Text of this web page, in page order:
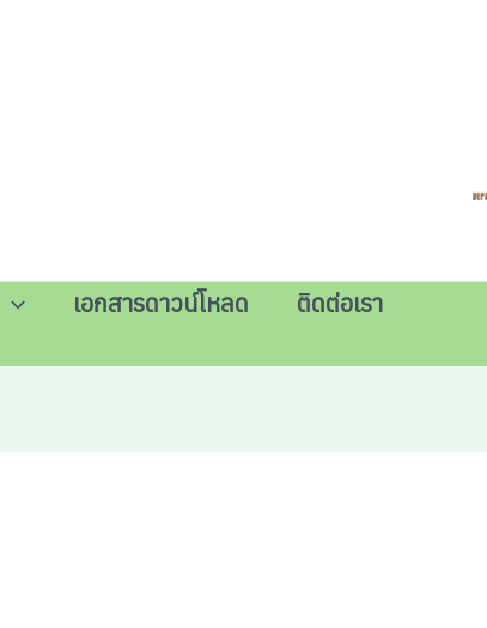
เอกสารดาวน์โหลด
ติดต่อเรา